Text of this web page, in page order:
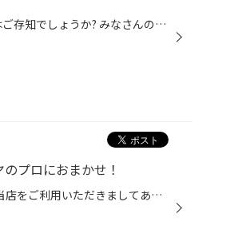
コクピット・タイヤ館のサイトに【コラム】があるのはご存知でしょうか? みなさんのおクルマのお悩みやタイヤに関するコラム記事を掲載しております。 この度は、今の時期にトラブルが多い、『バッテリー』に関して、記事を掲載いたしました。 点検や交換のタイミング、基礎的な知識まで、幅広く掲...
プロにおまかせ！
タイヤのパンク経験ありますか？ こんにちは、いつも当店をご利用いただきましてありがとうございます。 タイヤは、釘やネジが刺さったり、縁石への衝突による損傷はもちろん、空気が徐々に抜け、 空気が少ない状態で走行を続けた結果、パンクしてしまうことがあります。 パンクの修理はお任せくだ...